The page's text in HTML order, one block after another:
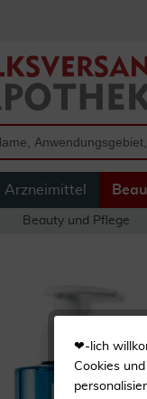
Arzneimittel
Beauty und Pflege
❤-lich
Cookies